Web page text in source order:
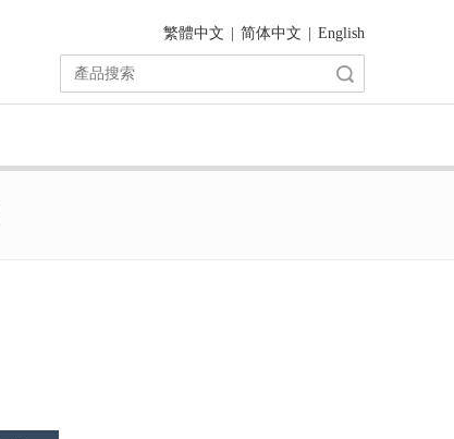
繁體中文 简体中文 English